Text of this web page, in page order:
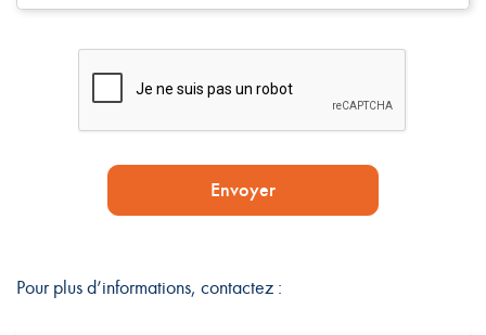
Envoyer
Pour plus d’informations, contactez :